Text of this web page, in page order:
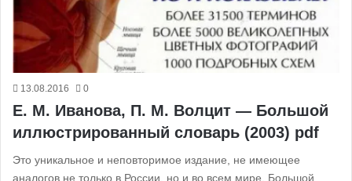
13.08.2016 0
Е. М. Иванова, П. М. Волцит — Большой
иллюстрированный словарь (2003) pdf
Это уникальное и неповторимое издание, не имеющее
аналогов не только в России, но и во всем мире. Большой